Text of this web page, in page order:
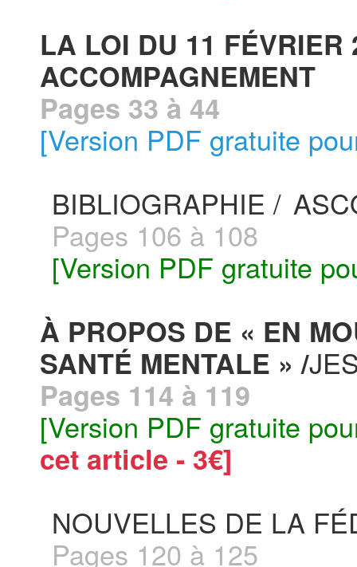
LA LOI DU 11
ACCOMPAGNEMENT
Pages 33 à 44
[Version PDF gratuite
BIBLIOGRAPHIE /
Pages 106 à 108
[Version PDF gratuite
À PROPOS DE « EN
SANTÉ MENTALE » /
Pages 114 à 119
[Version PDF gratuite
cet article - 3€]
NOUVELLES DE LA
Pages 120 à 125